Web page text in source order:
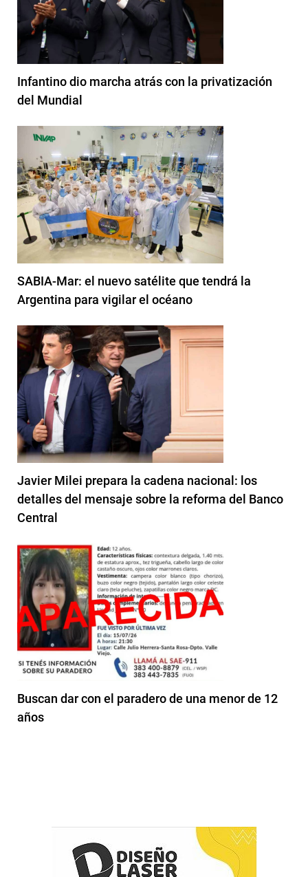
Infantino dio marcha atrás con la privatización
del Mundial
SABIA-Mar: el nuevo satélite que tendrá la
Argentina para vigilar el océano
Javier Milei prepara la cadena nacional: los
detalles del mensaje sobre la reforma del Banco
Central
Buscan dar con el paradero de una menor de 12
años